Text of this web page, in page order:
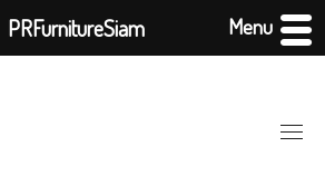
PRFurnitureSiam Menu